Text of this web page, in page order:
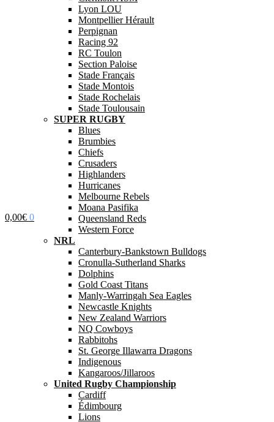
0,00€ 0
Lyon LOU
Montpellier Hérault
Perpignan
Racing 92
RC Toulon
Section Paloise
Stade Français
Stade Montois
Stade Rochelais
Stade Toulousain
SUPER RUGBY
Blues
Brumbies
Chiefs
Crusaders
Highlanders
Hurricanes
Melbourne Rebels
Moana Pasifika
Queensland Reds
Western Force
NRL
Canterbury-Bankstown Bulldogs
Cronulla-Sutherland Sharks
Dolphins
Gold Coast Titans
Manly-Warringah Sea Eagles
Newcastle Knights
New Zealand Warriors
NQ Cowboys
Rabbitohs
St. George Illawarra Dragons
Indigenous
Kangaroos/Jillaroos
United Rugby Championship
Cardiff
Édimbourg
Lions